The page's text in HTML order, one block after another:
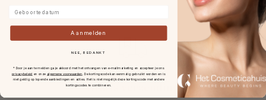
Gratis verzending
Aanmelden
NEE, BEDANKT
* Door je aan te melden ga je akkoord met het ontvangen van e-mailmarketing en accepteer je ons
privacybeleid en onze algemene voorwaarden .De kortingscode kan eenmalig gebruikt worden en is
niet geldig op lopende aanbiedingen en acties. Het is niet mogelijk deze kortingscode met andere
kortingscodes te combineren.